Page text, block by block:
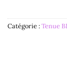
Catégorie :Tenue